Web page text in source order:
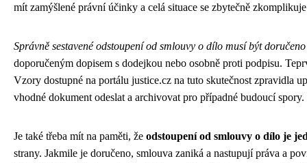
mít zamýšlené právní účinky a celá situace se zbytečně
Správně sestavené odstoupení od smlouvy o dílo musí být
doporučeným dopisem s dodejkou nebo osobně proti podpisu.
Vzory dostupné na portálu justice.cz na tuto skutečnost zpravidla
vhodné dokument odeslat a archivovat pro případné budoucí spory.
Je také třeba mít na paměti, že odstoupení od smlouvy o dílo je
strany. Jakmile je doručeno, smlouva zaniká a nastupují práva a